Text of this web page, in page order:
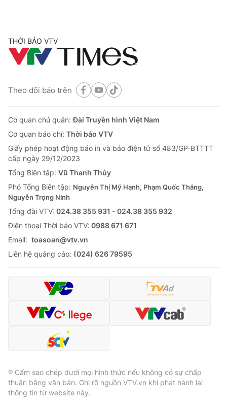
Thị trường
Phim VTV
Nhân vật
Giải sao mai
Giải trí
Sao
Đời sống
Làm đẹp
Chất lượng cuộc sống
Giáo dục
Tuyển sinh
Học trực tuyến
Công nghệ
Hitech Công nghệ tương lai
Sản phẩm
Thị trường
Tư vấn
Giao lưu trực tuyến
Lịch phát sóng
Chuyên mục khác
Infographic
Shorts video
VTV Sức khoẻ Bất động sản
THỜI BÁO VTV
Theo dõi báo trên
Cơ quan chủ quản:Đài Truyền hình Việt Nam
Cơ quan báo chí: Thời báo VTV
Giấy phép hoạt động báo in và báo điện tử số 483/GP-BTTTT
cấp ngày 29/12/2023
Tổng Biên tập: Vũ Thanh Thủy
Phó Tổng Biên tập: Nguyễn Thị Mỹ Hạnh, Phạm Quốc Thắng,
Nguyễn Trọng Ninh
Tổng đài VTV: 024.38 355 931 - 024.38 355 932
Ðiện thoại Thời báo VTV: 0988 671 671
Email: toasoan@vtv.vn
Liên hệ quảng cáo: (024) 626 79595
® Cấm sao chép dưới mọi hình thức nếu không có sự chấp
thuận bằng văn bản. Ghi rõ nguồn VTV.vn khi phát hành lại
thông tin từ website này.